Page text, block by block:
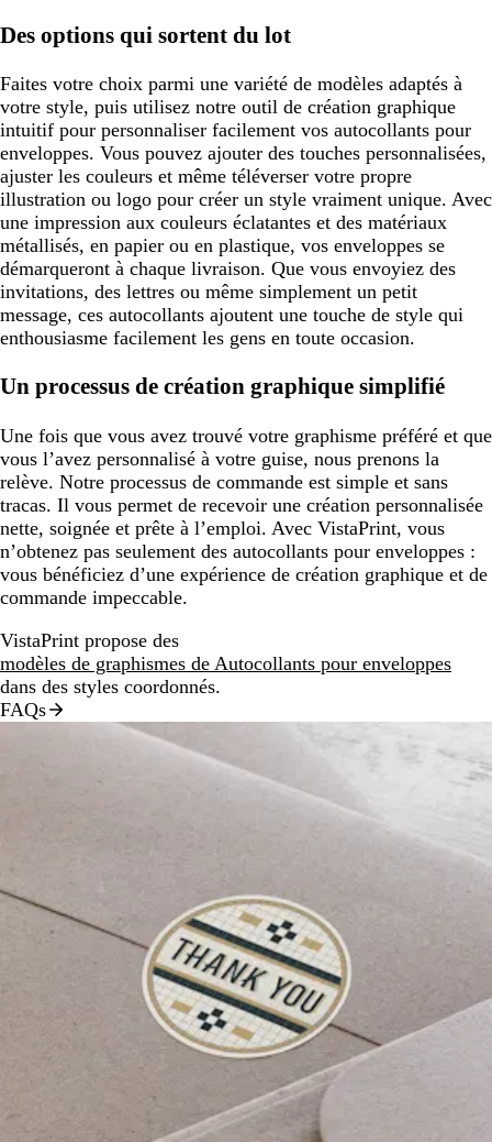
Des options qui sortent du lot
Faites votre choix parmi une variété de modèles adaptés à
votre style, puis utilisez notre outil de création graphique
intuitif pour personnaliser facilement vos autocollants pour
enveloppes. Vous pouvez ajouter des touches personnalisées,
ajuster les couleurs et même téléverser votre propre
illustration ou logo pour créer un style vraiment unique. Avec
une impression aux couleurs éclatantes et des matériaux
métallisés, en papier ou en plastique, vos enveloppes se
démarqueront à chaque livraison. Que vous envoyiez des
invitations, des lettres ou même simplement un petit
message, ces autocollants ajoutent une touche de style qui
enthousiasme facilement les gens en toute occasion.
Un processus de création graphique simplifié
Une fois que vous avez trouvé votre graphisme préféré et que
vous l’avez personnalisé à votre guise, nous prenons la
relève. Notre processus de commande est simple et sans
tracas. Il vous permet de recevoir une création personnalisée
nette, soignée et prête à l’emploi. Avec VistaPrint, vous
n’obtenez pas seulement des autocollants pour enveloppes :
vous bénéficiez d’une expérience de création graphique et de
commande impeccable.
VistaPrint propose des
modèles de graphismes de Autocollants pour enveloppes
dans des styles coordonnés.
FAQs